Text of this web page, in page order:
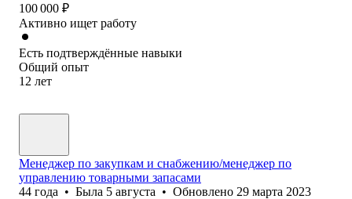
100 000 ₽
Активно ищет работу
Есть подтверждённые навыки
Общий опыт
12 лет
Менеджер по закупкам и снабжению/менеджер по
управлению товарными запасами
44 года • Была 5 августа • Обновлено 29 марта 2023